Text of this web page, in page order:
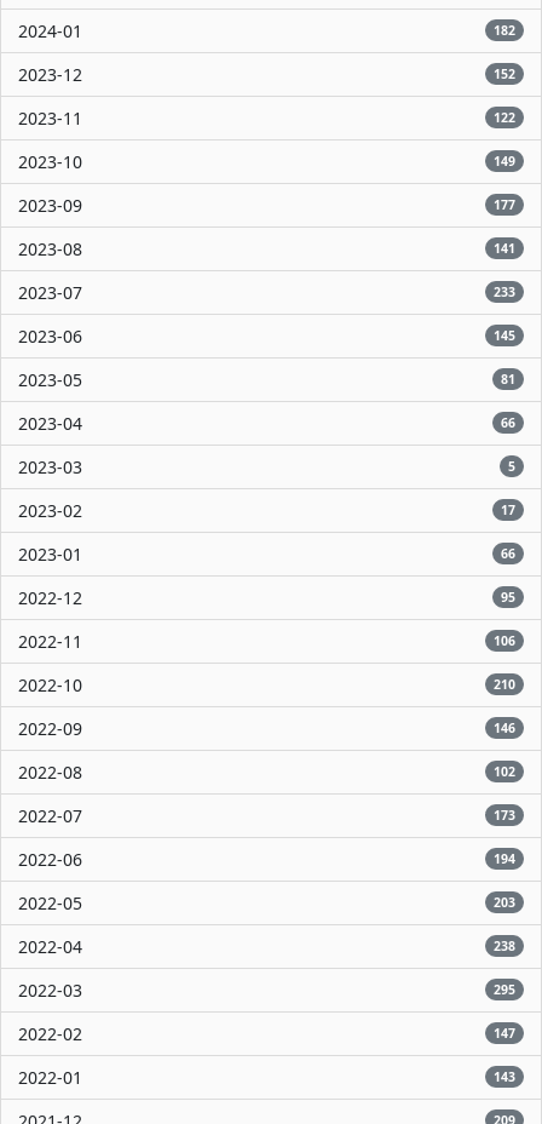
2024-01 182
2023-12 152
2023-11 122
2023-10 149
2023-09 177
2023-08 141
2023-07 233
2023-06 145
2023-05 81
2023-04 66
2023-03 5
2023-02 17
2023-01 66
2022-12 95
2022-11 106
2022-10 210
2022-09 146
2022-08 102
2022-07 173
2022-06 194
2022-05 203
2022-04 238
2022-03 295
2022-02 147
2022-01 143
209